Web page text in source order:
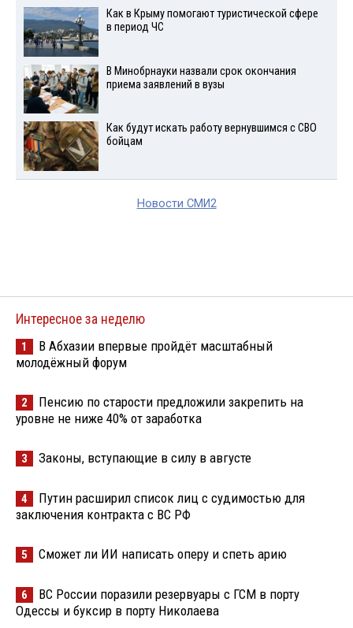
Как в Крыму помогают туристической сфере
в период ЧС
В Минобрнауки назвали срок окончания
приема заявлений в вузы
Как будут искать работу вернувшимся с СВО
бойцам
Новости СМИ2
Интересное за неделю
1
В Абхазии впервые пройдёт масштабный
молодёжный форум
2
Пенсию по старости предложили закрепить на
уровне не ниже 40% от заработка
3 Законы, вступающие в силу в августе
4
Путин расширил список лиц с судимостью для
заключения контракта с ВС РФ
5 Сможет ли ИИ написать оперу и спеть арию
6
ВС России поразили резервуары с ГСМ в порту
Одессы и буксир в порту Николаева